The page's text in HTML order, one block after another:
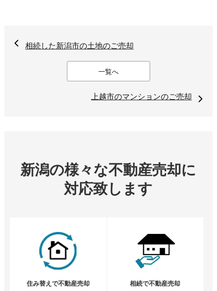
相続した新潟市の土地のご売却
一覧へ
上越市のマンションのご売却
新潟の様々な不動産売却に
対応致します
住み替えで不動産売却 相続で不動産売却